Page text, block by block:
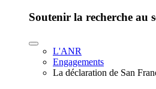
Soutenir la recherche au
L'ANR
Engagements
La déclaration de San